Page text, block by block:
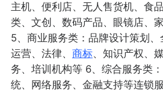
主机、便利店、无人售货机、食
类、文创、数码产品、眼镜店、
5、商业服务类：品牌设计策划
运营、法律、 商标、知识产权、
务、培训机构等 6、综合服务类
统、网络服务、金融支持等连锁